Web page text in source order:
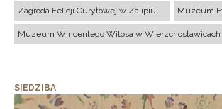
Zagroda Felicji Curyłowej w Zalipiu Muzeum
Muzeum Wincentego Witosa w Wierzchosławicach
SIEDZIBA